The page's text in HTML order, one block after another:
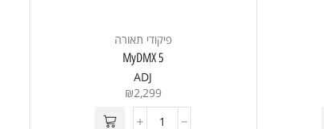
פיקודי תאורה
MyDMX 5
ADJ
₪2,299